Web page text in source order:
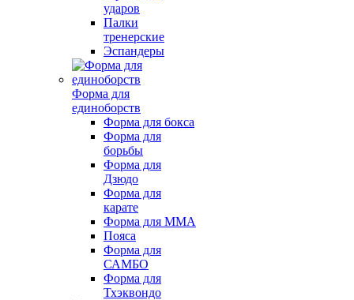
ударов
Палки
тренерские
Эспандеры
Форма для
единоборств
Форма для бокса
Форма для
борьбы
Форма для
Дзюдо
Форма для
карате
Форма для MMA
Пояса
Форма для
САМБО
Форма для
Тхэквондо